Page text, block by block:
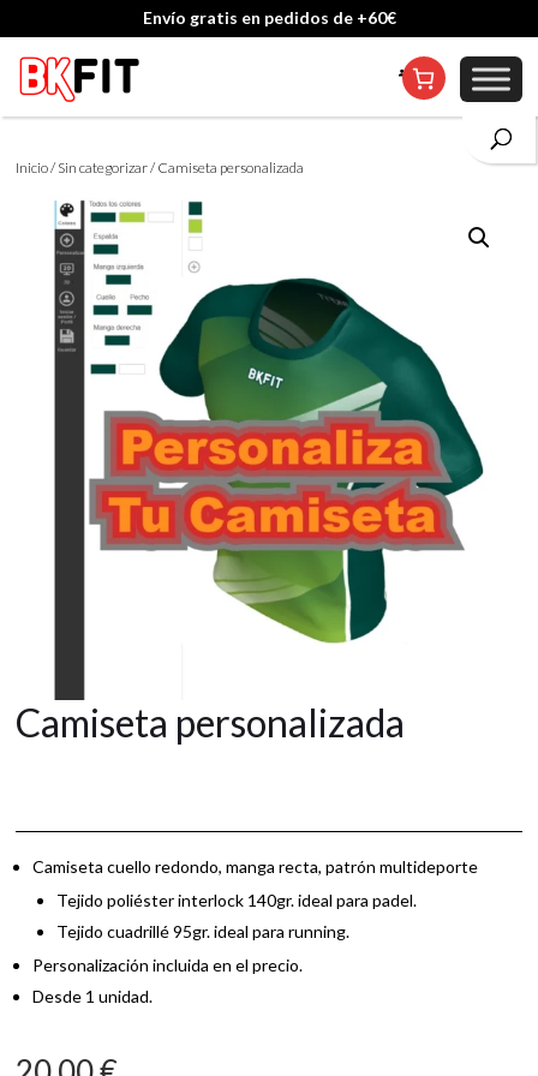
Cambio de talla incluido, excepto en personalizados
Inicio/ Sin categorizar/ Camiseta personalizada
Camiseta personalizada
Camiseta cuello redondo, manga recta, patrón multideporte
Tejido poliéster interlock 140gr. ideal para padel.
Tejido cuadrillé 95gr. ideal para running.
Personalización incluida en el precio.
Desde 1 unidad.